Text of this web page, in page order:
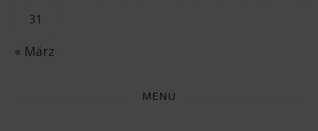
31
« März
MENÜ